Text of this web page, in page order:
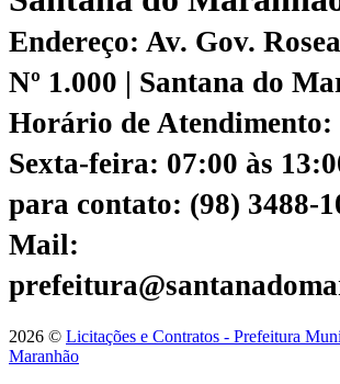
Endereço: Av. Gov.
Nº 1.000 | Santana do
Horário de Atendimento:
Sexta-feira: 07:00 às
para contato: (98) 3488-
Mail:
2026 © Licitações e Contratos - Prefeitura
Maranhão